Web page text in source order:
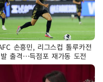
손흥민, 리그스컵 톨루카전
출격…득점포 재가동 도전